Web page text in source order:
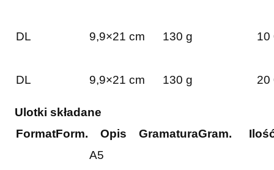
DL 9,9×21 cm 130 g 10
DL 9,9×21 cm 130 g 20
Ulotki składane
FormatForm. Opis GramaturaGram.
A5